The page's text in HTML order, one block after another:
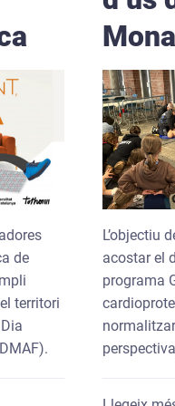
de
territori
L’objectiu
acostar el
programa